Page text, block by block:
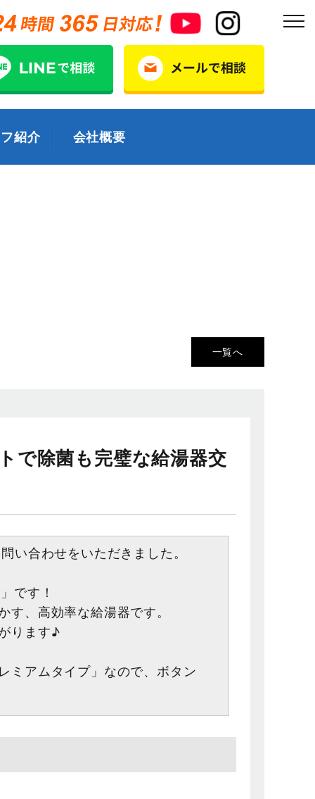
紹介 会社概要
一覧へ
で除菌も完璧な給湯器交
い合わせをいただきました。
です！
、高効率な給湯器です。
ります♪
ミアムタイプ」なので、ボタン